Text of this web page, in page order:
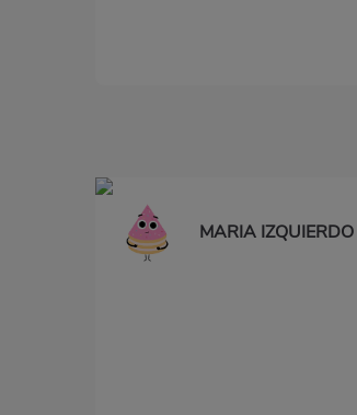
MARIA IZQUIERDO